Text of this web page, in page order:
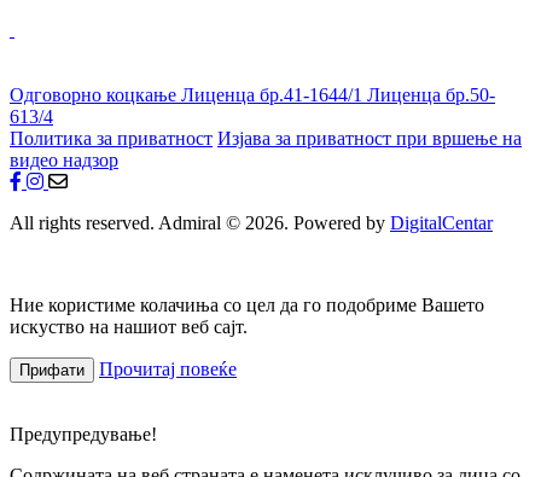
Одговорно коцкање Лиценца бр.41-1644/1 Лиценца бр.50-
613/4
Политика за приватност Изјава за приватност при вршење на
видео надзор
All rights reserved. Admiral © 2026. Powered by DigitalCentar
Ние користиме колачиња со цел да го подобриме Вашето
искуство на нашиот веб сајт.
Прифати Прочитај повеќе
Предупредување!